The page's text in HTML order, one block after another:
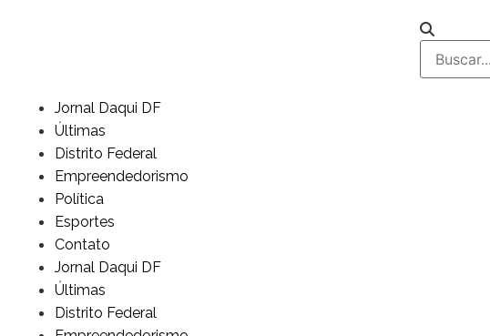
Jornal Daqui DF
Últimas
Distrito Federal
Empreendedorismo
Política
Esportes
Contato
Jornal Daqui DF
Últimas
Distrito Federal